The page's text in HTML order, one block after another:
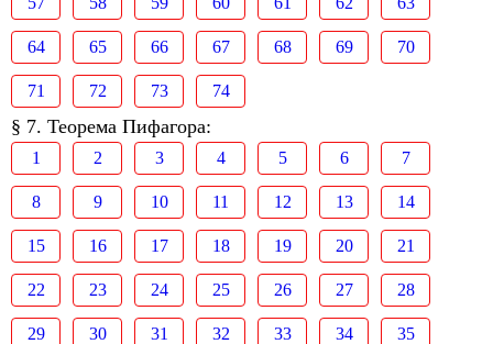
64 65 66 67 68 69 70
71 72 73 74
§ 7. Теорема Пифагора:
1 2 3 4 5 6 7
8 9 10 11 12 13 14
15 16 17 18 19 20 21
22 23 24 25 26 27 28
29 30 31 32 33 34 35